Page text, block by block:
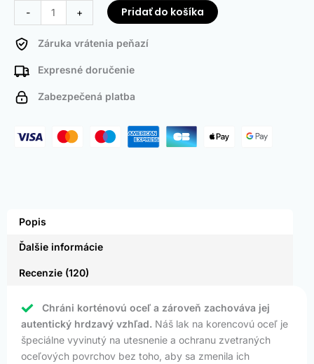
- + Pridať do košíka
Záruka vrátenia peňazí
Expresné doručenie
Zabezpečená platba
Popis
Ďalšie informácie
Recenzie (120)
Chráni korténovú oceľ a zároveň zachováva jej
autentický hrdzavý vzhľad. Náš lak na korencovú oceľ je
špeciálne vyvinutý na utesnenie a ochranu zvetraných
oceľových povrchov bez toho, aby sa zmenila ich